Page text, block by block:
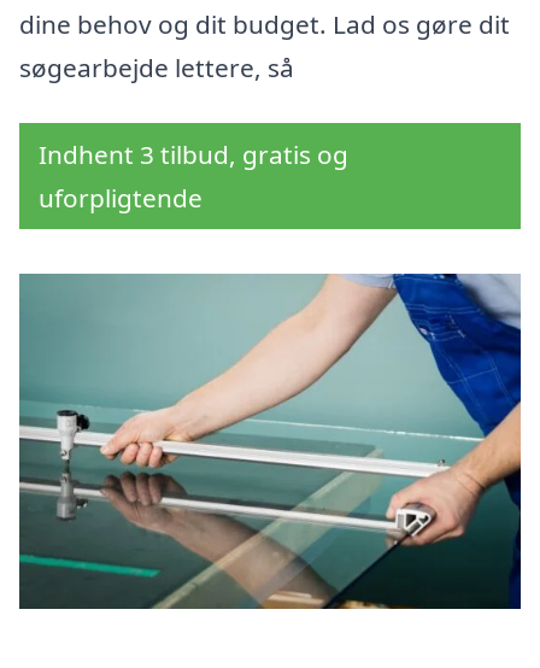
dine behov og dit budget. Lad os gøre dit
søgearbejde lettere, så
Indhent 3 tilbud, gratis og
uforpligtende